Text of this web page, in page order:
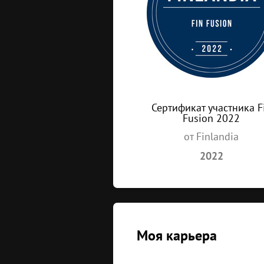
Сертификат участника
Fusion 2022
от Finlandia
2022
Моя карьера